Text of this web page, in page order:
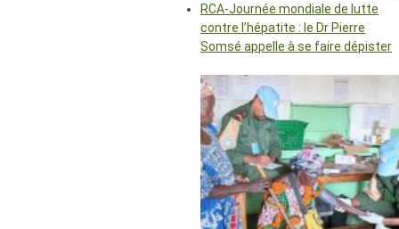
RCA-Journée mondiale de lutte
contre l’hépatite : le Dr Pierre
Somsé appelle à se faire dépister